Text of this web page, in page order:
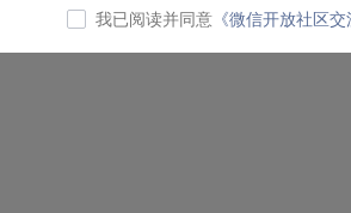
我已阅读并同意 《微信开放社区